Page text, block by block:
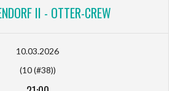
II - OTTER-CREW
10.03.2026
(10 (#38))